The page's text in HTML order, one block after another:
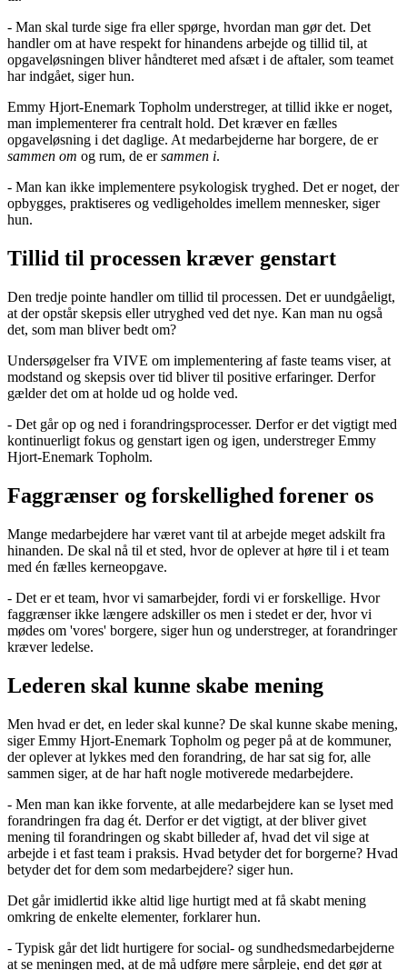
- Man skal turde sige fra eller spørge, hvordan man gør det. Det
handler om at have respekt for hinandens arbejde og tillid til, at
opgaveløsningen bliver håndteret med afsæt i de aftaler, som teamet
har indgået, siger hun.
Emmy Hjort-Enemark Topholm understreger, at tillid ikke er noget,
man implementerer fra centralt hold. Det kræver en fælles
opgaveløsning i det daglige. At medarbejderne har borgere, de er
sammen om og rum, de ersammen i.
- Man kan ikke implementere psykologisk tryghed. Det er noget, der
opbygges, praktiseres og vedligeholdes imellem mennesker, siger
hun.
Tillid til processen kræver genstart
Den tredje pointe handler om tillid til processen. Det er uundgåeligt,
at der opstår skepsis eller utryghed ved det nye. Kan man nu også
det, som man bliver bedt om?
Undersøgelser fra VIVE om implementering af faste teams viser, at
modstand og skepsis over tid bliver til positive erfaringer. Derfor
gælder det om at holde ud og holde ved.
- Det går op og ned i forandringsprocesser. Derfor er det vigtigt med
kontinuerligt fokus og genstart igen og igen, understreger Emmy
Hjort-Enemark Topholm.
Faggrænser og forskellighed forener os
Mange medarbejdere har været vant til at arbejde meget adskilt fra
hinanden. De skal nå til et sted, hvor de oplever at høre til i et team
med én fælles kerneopgave.
- Det er et team, hvor vi samarbejder, fordi vi er forskellige. Hvor
faggrænser ikke længere adskiller os men i stedet er der, hvor vi
mødes om 'vores' borgere, siger hun og understreger, at forandringer
kræver ledelse.
Lederen skal kunne skabe mening
Men hvad er det, en leder skal kunne? De skal kunne skabe mening,
siger Emmy Hjort-Enemark Topholm og peger på at de kommuner,
der oplever at lykkes med den forandring, de har sat sig for, alle
sammen siger, at de har haft nogle motiverede medarbejdere.
- Men man kan ikke forvente, at alle medarbejdere kan se lyset med
forandringen fra dag ét. Derfor er det vigtigt, at der bliver givet
mening til forandringen og skabt billeder af, hvad det vil sige at
arbejde i et fast team i praksis. Hvad betyder det for borgerne? Hvad
betyder det for dem som medarbejdere? siger hun.
Det går imidlertid ikke altid lige hurtigt med at få skabt mening
omkring de enkelte elementer, forklarer hun.
- Typisk går det lidt hurtigere for social- og sundhedsmedarbejderne
at se meningen med, at de må udføre mere sårpleje, end det gør at